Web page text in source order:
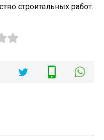
строительных работ.